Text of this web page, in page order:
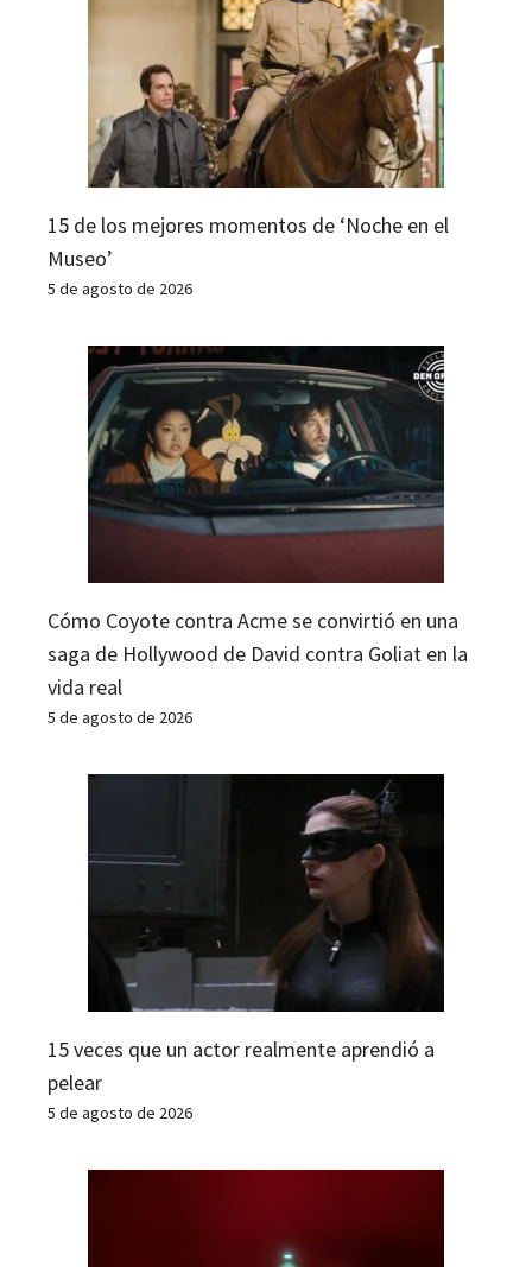
15 de los mejores momentos de ‘Noche en el
Museo’
5 de agosto de 2026
Cómo Coyote contra Acme se convirtió en una
saga de Hollywood de David contra Goliat en la
vida real
5 de agosto de 2026
15 veces que un actor realmente aprendió a
pelear
5 de agosto de 2026